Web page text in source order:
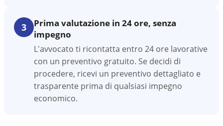
3
Prima valutazione in 24 ore, senza
impegno
L'avvocato ti ricontatta entro 24 ore lavorative
con un preventivo gratuito. Se decidi di
procedere, ricevi un preventivo dettagliato e
trasparente prima di qualsiasi impegno
economico.